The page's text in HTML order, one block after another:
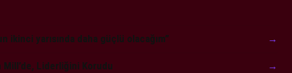
ikinci yarısında daha güçlü olacağım” →
Liderliğini Korudu →